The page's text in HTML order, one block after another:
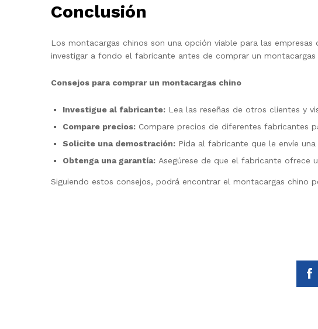
Conclusión
Los montacargas chinos son una opción viable para las
investigar a fondo el fabricante antes de comprar un
Consejos para comprar un montacargas chino
Investigue al fabricante: Lea las reseñas de otros clientes y
Compare precios: Compare precios de diferentes fabricantes
Solicite una demostración: Pida al fabricante que le envíe
Obtenga una garantía: Asegúrese de que el fabricante ofrece
Siguiendo estos consejos, podrá encontrar el montacargas chino